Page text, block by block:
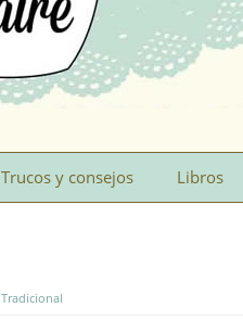
Trucos y consejos Libros
Tradicional